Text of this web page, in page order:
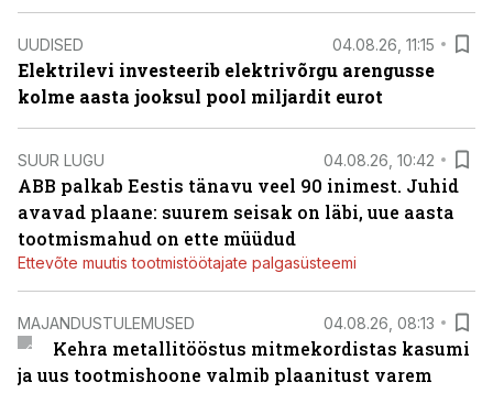
UUDISED 04.08.26, 11:15
Elektrilevi investeerib elektrivõrgu arengusse
kolme aasta jooksul pool miljardit eurot
SUUR LUGU 04.08.26, 10:42
ABB palkab Eestis tänavu veel 90 inimest. Juhid
avavad plaane: suurem seisak on läbi, uue aasta
tootmismahud on ette müüdud
Ettevõte muutis tootmistöötajate palgasüsteemi
MAJANDUSTULEMUSED 04.08.26, 08:13
Kehra metallitööstus mitmekordistas kasumi
ja uus tootmishoone valmib plaanitust varem